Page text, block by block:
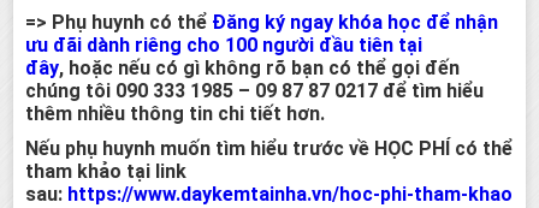
=> Phụ huynh có thể Đăng ký ngay khóa học để nhận
ưu đãi dành riêng cho 100 người đầu tiên tại
đây, hoặc nếu có gì không rõ bạn có thể gọi đến
chúng tôi 090 333 1985 – 09 87 87 0217 để tìm hiểu
thêm nhiều thông tin chi tiết hơn.
Nếu phụ huynh muốn tìm hiểu trước về HỌC PHÍ có thể
tham khảo tại link
sau: https://www.daykemtainha.vn/hoc-phi-tham-khao